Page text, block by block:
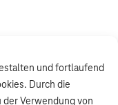
und fortlaufend
Durch die
Verwendung von